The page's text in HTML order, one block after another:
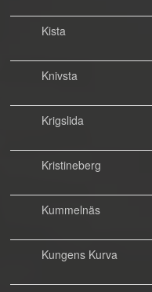
Kista
Knivsta
Krigslida
Kristineberg
Kummelnäs
Kungens Kurva